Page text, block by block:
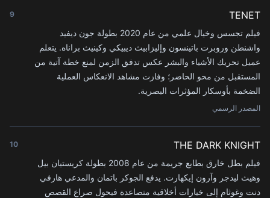
9 TENET
فيلم تجسس وخيال علمي من عام 2020 بطولة جون ديفيد
واشنطن وروبرت باتينسون وإليزابيث ديبيكي وكينيث براناه. يتعلم
عميل تحريك الأشياء والبشر عكس تدفق الزمن لمنع خطة آتية من
المستقبل من محو الحاضر؛ وفازت مشاهد الانعكاس العملية
الضخمة بأوسكار المؤثرات البصرية.
المصدر الرسمي
10 THE DARK KNIGHT
فيلم بطل خارق بطابع جريمة من عام 2008 بطولة كريستيان بيل
وهيث ليدجر وآرون إيكهارت. يدفع الجوكر باتمان والمدعي هارفي
دنت وغوثام إلى خيارات أخلاقية متصاعدة فيحول صراع القصص